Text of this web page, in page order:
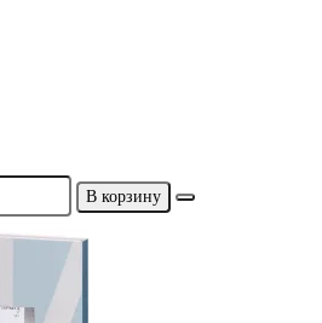
В корзину